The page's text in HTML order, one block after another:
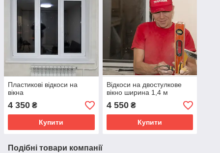
Пластикові відкоси на
вікна
4 350 ₴
Купити
Відкоси на двостулкове
вікно ширина 1,4 м
4 550₴
Купити
Подібні товари компанії